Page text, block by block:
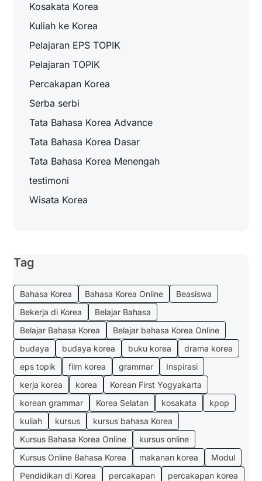
Kosakata Korea
Kuliah ke Korea
Pelajaran EPS TOPIK
Pelajaran TOPIK
Percakapan Korea
Serba serbi
Tata Bahasa Korea Advance
Tata Bahasa Korea Dasar
Tata Bahasa Korea Menengah
testimoni
Wisata Korea
Tag
Bahasa Korea Bahasa Korea Online
Beasiswa
Bekerja di Korea
Belajar Bahasa
Belajar Bahasa Korea
Belajar bahasa Korea Online
budaya
budaya korea buku korea
drama korea
eps topik
film korea grammar
Inspirasi
kerja korea
korea
Korean First Yogyakarta
korean grammar
Korea Selatan kosakata
kpop
kuliah
kursus
kursus bahasa Korea
Kursus Bahasa Korea Online
kursus online
Kursus Online Bahasa Korea
makanan korea
Modul
Pendidikan di Korea
percakapan
percakapan korea